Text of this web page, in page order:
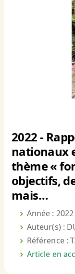
2022 -
nationaux
thème «
objectifs,
mais…
Année : 2022
Auteur(s) :
Référence :
Article en